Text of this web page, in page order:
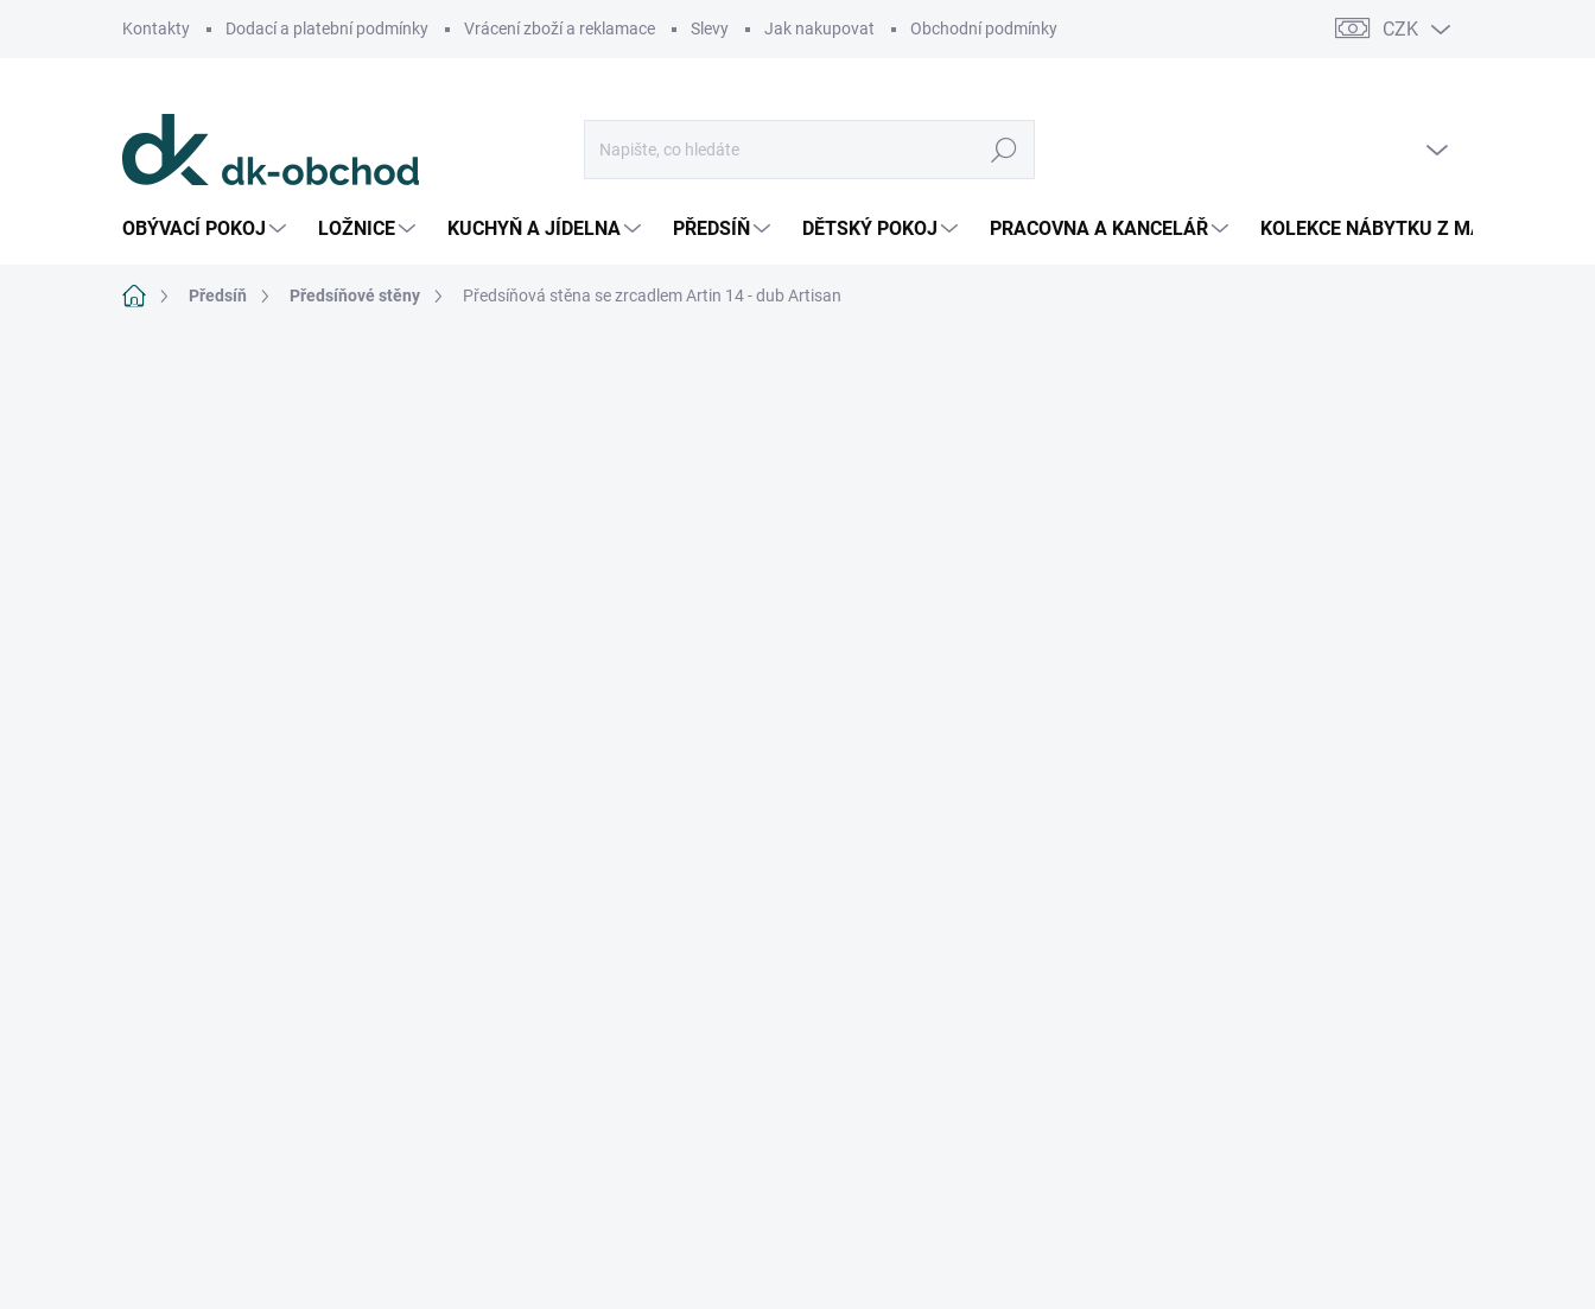
Kontakty Dodací a platební podmínky Vrácení zboží a reklamace Slevy Jak nakupovat Obchodní podmínky Podmínky ochrany osobních údajů Pojištění zásilky
CZK
Hledat
OBÝVACÍ POKOJ LOŽNICE KUCHYŇ A JÍDELNA PŘEDSÍŇ DĚTSKÝ POKOJ PRACOVNA A KANCELÁŘ KOLEKCE NÁBYTKU Z MASIVU
Domů Předsíň Předsíňové stěny Předsíňová stěna se zrcadlem Artin 14 - dub Artisan